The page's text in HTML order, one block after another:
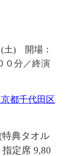
(土) 開場：
０ 分 ／終演
都千代田区
典タオル
定席 9,80